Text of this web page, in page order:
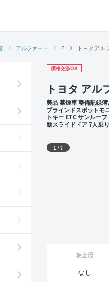
アルファード Z トヨタ アル
価格交渉OK
トヨタ アル
美品 禁煙車 整備記録
ブラインドスポットモ
トキー ETC サンルー
動スライドドア 7人乗り
外装 左前
1 /7
板金歴
なし